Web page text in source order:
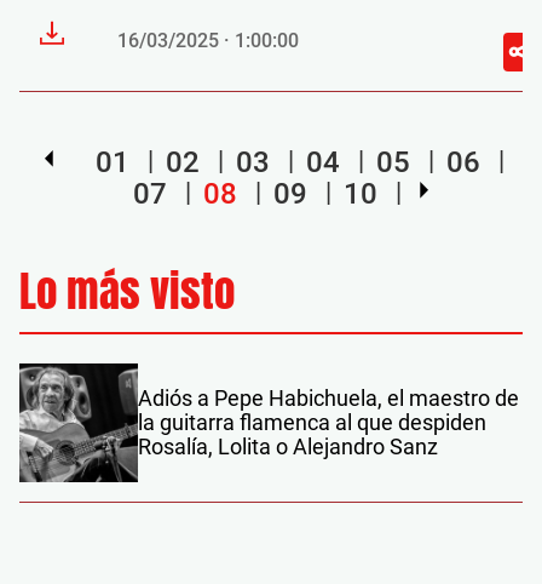
16/03/2025 · 1:00:00
01 02 03 04 05
06
07
08 09 10
Lo más visto
Adiós a Pepe Habichuela, el maestro de
la guitarra flamenca al que despiden
Rosalía, Lolita o Alejandro Sanz